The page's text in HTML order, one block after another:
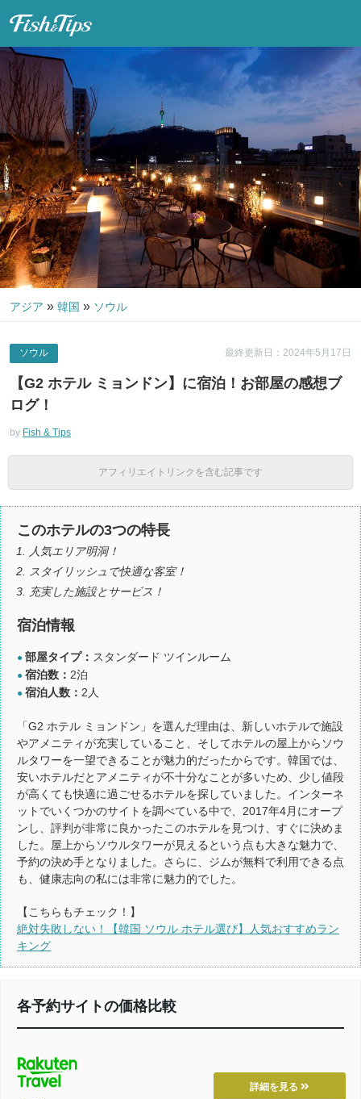
アジア » 韓国 » ソウル
最終更新日：2024年5月17日
ソウル
【G2 ホテル ミョンドン】に宿泊！お部屋の感想ブ
ログ！
by Fish & Tips
アフィリエイトリンクを含む記事です
このホテルの3つの特長
人気エリア明洞！
スタイリッシュで快適な客室！
充実した施設とサービス！
宿泊情報
● 部屋タイプ： スタンダード ツインルーム
● 宿泊数： 2泊
● 宿泊人数： 2人
「G2 ホテル ミョンドン」を選んだ理由は、新しいホテルで施設
やアメニティが充実していること、そしてホテルの屋上からソウ
ルタワーを一望できることが魅力的だったからです。韓国では、
安いホテルだとアメニティが不十分なことが多いため、少し値段
が高くても快適に過ごせるホテルを探していました。インターネ
ットでいくつかのサイトを調べている中で、2017年4月にオープ
ンし、評判が非常に良かったこのホテルを見つけ、すぐに決めま
した。屋上からソウルタワーが見えるという点も大きな魅力で、
予約の決め手となりました。さらに、ジムが無料で利用できる点
も、健康志向の私には非常に魅力的でした。
【こちらもチェック！】
絶対失敗しない！【韓国 ソウル ホテル選び】人気おすすめラン
キング
各予約サイトの価格比較
詳細を見る